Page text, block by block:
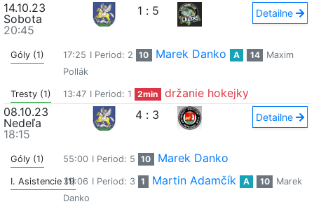
14.10.23
Sobota
20:45
1 : 5 Detailne
Góly (1) 17:25 I Period: 2 10 Marek Danko A 14
Maxim
Pollák
Tresty (1) 13:47 I Period: 1 2min
držanie hokejky
08.10.23
Nedeľa
18:15
4 : 3 Detailne
Góly (1) 55:00 I Period: 5 10 Marek Danko
I. Asistencie (1)39:06 I Period: 3 1 Martin Adamčík A 10
Marek
Danko